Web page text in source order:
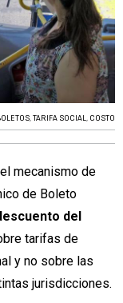
,TARIFA SOCIAL, COSTO
mecanismo de
de Boleto
del
tarifas de
y no sobre las
jurisdicciones.